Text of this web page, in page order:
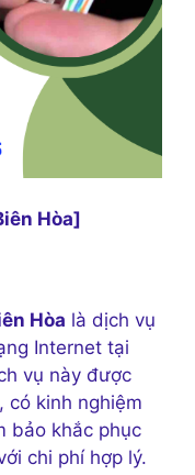
Hòa]
Hòa là dịch vụ
Internet tại
vụ này được
có kinh nghiệm
bảo khắc phục
chi phí hợp lý.